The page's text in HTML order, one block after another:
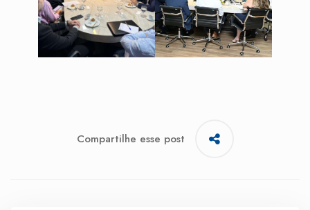
Compartilhe esse post